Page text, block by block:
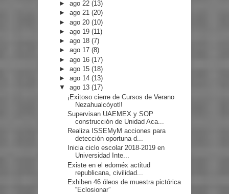
►ago 22(13)
►ago 21(20)
►ago 20(10)
►ago 19(11)
►ago 18(7)
►ago 17(8)
►ago 16(17)
►ago 15(18)
►ago 14(13)
▼ago 13(17)
¡Exitoso cierre de Cursos de Verano
Nezahualcóyotl!
Supervisan UAEMEX y SOP
construcción de Unidad Aca...
Realiza ISSEMyM acciones para
detección oportuna d...
Inicia ciclo escolar 2018-2019 en
Universidad Inte...
Existe en el edoméx actitud
republicana, civilidad...
Exhiben 46 óleos de muestra pictórica
“Eclosionar”